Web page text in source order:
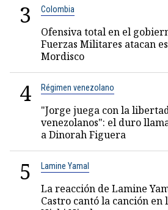
3 Colombia
Ofensiva total en el
Fuerzas Militares atacan
Mordisco
4 Régimen venezolano
"Jorge juega con la
venezolanos": el duro
a Dinorah Figuera
5 Lamine Yamal
La reacción de Lamine
Castro cantó la canción en